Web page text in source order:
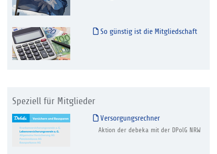
So günstig ist die Mitgliedschaft
Speziell für Mitglieder
Versorgungsrechner
Aktion der debeka mit der DPolG NRW